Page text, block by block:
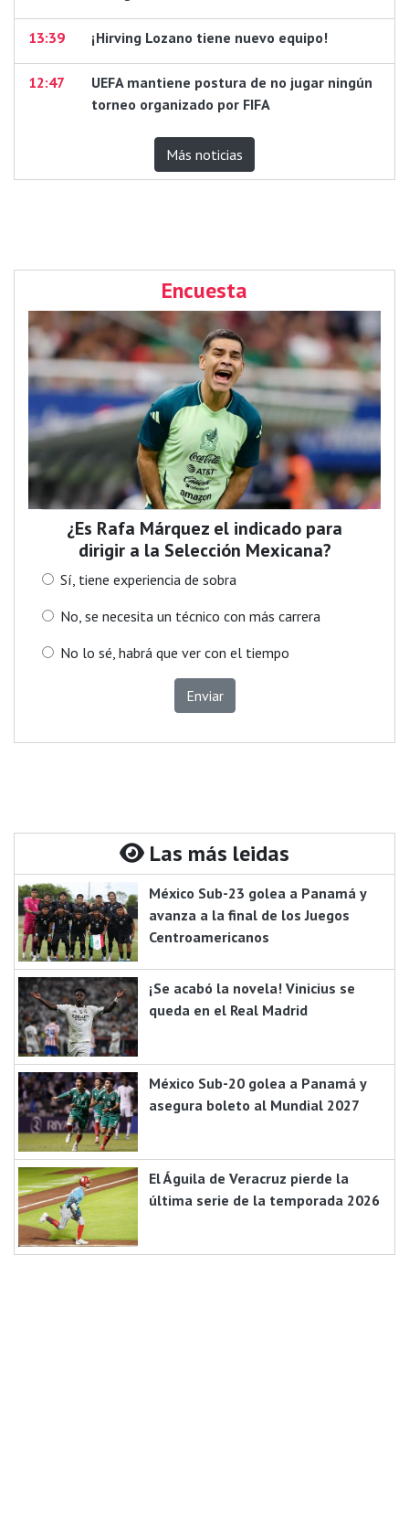
13:39 ¡Hirving Lozano tiene nuevo equipo!
12:47
UEFA mantiene postura de no jugar ningún
torneo organizado por FIFA
Más noticias
Encuesta
¿Es Rafa Márquez el indicado para
dirigir a la Selección Mexicana?
Sí, tiene experiencia de sobra
No, se necesita un técnico con más carrera
No lo sé, habrá que ver con el tiempo
Enviar
Las más leidas
México Sub-23 golea a Panamá y
avanza a la final de los Juegos
Centroamericanos
¡Se acabó la novela! Vinicius se
queda en el Real Madrid
México Sub-20 golea a Panamá y
asegura boleto al Mundial 2027
El Águila de Veracruz pierde la
última serie de la temporada 2026